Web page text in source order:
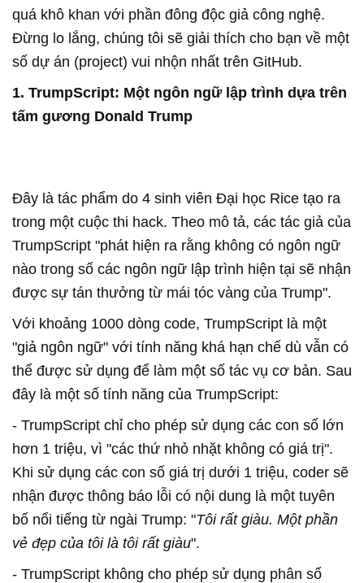
quá khô khan với phần đông độc giả công nghệ.
Đừng lo lắng, chúng tôi sẽ giải thích cho bạn về một
số dự án (project) vui nhộn nhất trên GitHub.
1. TrumpScript: Một ngôn ngữ lập trình dựa trên
tấm gương Donald Trump
Đây là tác phẩm do 4 sinh viên Đại học Rice tạo ra
trong một cuộc thi hack. Theo mô tả, các tác giả của
TrumpScript "phát hiện ra rằng không có ngôn ngữ
nào trong số các ngôn ngữ lập trình hiện tại sẽ nhận
được sự tán thưởng từ mái tóc vàng của Trump".
Với khoảng 1000 dòng code, TrumpScript là một
"giả ngôn ngữ" với tính năng khá hạn chế dù vẫn có
thể được sử dụng để làm một số tác vụ cơ bản. Sau
đây là một số tính năng của TrumpScript:
- TrumpScript chỉ cho phép sử dụng các con số lớn
hơn 1 triệu, vì "các thứ nhỏ nhặt không có giá trị".
Khi sử dụng các con số giá trị dưới 1 triệu, coder sẽ
nhận được thông báo lỗi có nội dung là một tuyên
bố nổi tiếng từ ngài Trump: "Tôi rất giàu. Một phần
vẻ đẹp của tôi là tôi rất giàu".
- TrumpScript không cho phép sử dụng phân số